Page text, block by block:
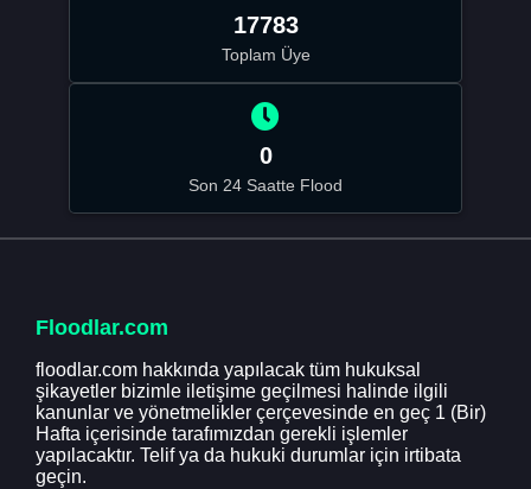
17783
Toplam Üye
0
Son 24 Saatte Flood
Floodlar.com
floodlar.com hakkında yapılacak tüm hukuksal
şikayetler bizimle iletişime geçilmesi halinde ilgili
kanunlar ve yönetmelikler çerçevesinde en geç 1 (Bir)
Hafta içerisinde tarafımızdan gerekli işlemler
yapılacaktır. Telif ya da hukuki durumlar için irtibata
geçin.